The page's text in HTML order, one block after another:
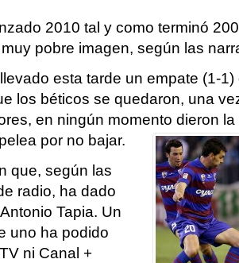
2010 tal y como terminó
pobre imagen, según las
esta tarde un empate (1-
los béticos se quedaron, una
en ningún momento dieron
por no bajar.
que, según las
radio, ha dado
Tapia. Un
uno ha podido
ni Canal +